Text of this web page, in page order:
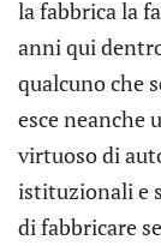
la fabbrica la
anni qui
qualcuno che
esce neanche
virtuoso di
istituzionali e
di fabbricare